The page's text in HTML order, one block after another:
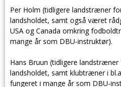
Per Holm (tidligere landstræner
landsholdet, samt også været
USA og Canada omkring
mange år som DBU-instruktør).
Hans Bruun (tidligere
landsholdet, samt klubtræner i
fungeret i mange år som DBU-